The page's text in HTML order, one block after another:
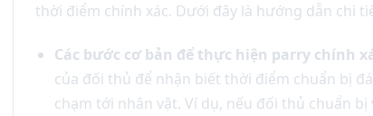
thời điểm chính xác. Dưới đây là hướng dẫn chi
Các bước cơ bản để thực hiện parry chính
của đối thủ để nhận biết thời điểm chuẩn bị
chạm tới nhân vật. Ví dụ, nếu đối thủ chuẩn